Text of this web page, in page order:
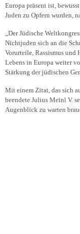
Europa präsent ist,
Juden zu Opfern wurden,
„Der Jüdische
Nichtjuden sich an die
Vorurteile, Rassismus und
Lebens in Europa weiter
Stärkung der jüdischen
Mit einem Zitat, das sich
beendete Julius Meinl V.
Augenblick zu warten